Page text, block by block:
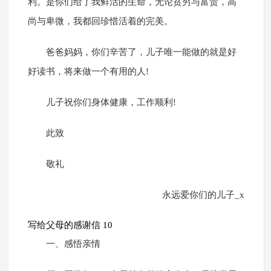
尚与卑微，我都回珍惜活着的完美。
爸爸妈妈，你们辛苦了，儿子唯一能做的就是好
好读书，将来做一个有用的人!
儿子祝你们身体健康，工作顺利!
此致
敬礼
永远爱你们的儿子_x
写给父母的感谢信 10
一、感悟亲情